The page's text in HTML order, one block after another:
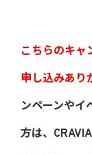
こちらのキャ
申し込みあり
ンペーンやイ
方は、